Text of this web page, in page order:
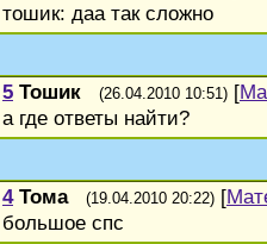
тошик: даа так сложно
5 Тошик (26.04.2010 10:51) [
а где ответы найти?
4 Тома (19.04.2010 20:22) [
большое спс